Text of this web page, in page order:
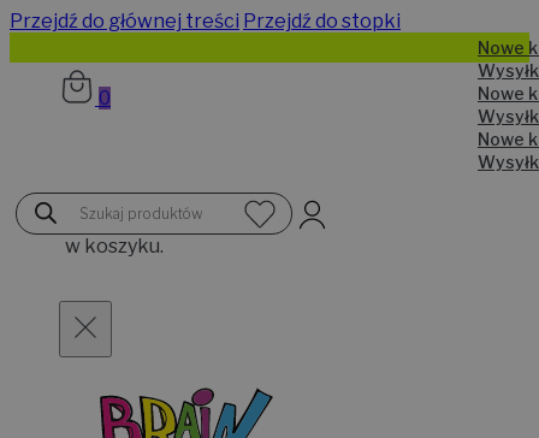
Przejdź do głównej treści Przejdź do stopki
Wyszukiwarka
produktów
0
Brak
produktów
w koszyku.